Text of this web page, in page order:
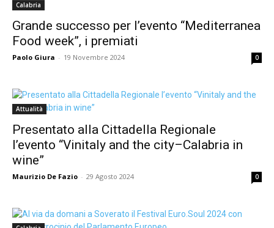
Calabria
Grande successo per l’evento “Mediterranea
Food week”, i premiati
Paolo Giura - 19 Novembre 2024 0
Attualità
Presentato alla Cittadella Regionale
l’evento “Vinitaly and the city–Calabria in
wine”
Maurizio De Fazio - 29 Agosto 2024 0